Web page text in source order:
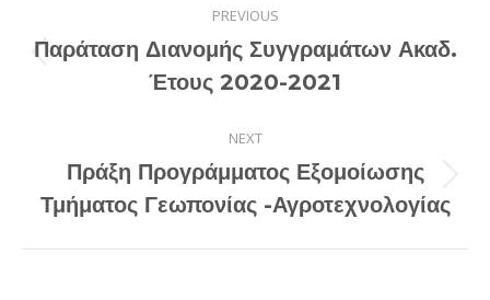
navigation
PREVIOUS
Previous
post:
Παράταση Διανομής Συγγραμάτων Ακαδ.
Έτους 2020-2021
NEXT
Next
post:
Πράξη Προγράμματος Εξομοίωσης
Τμήματος Γεωπονίας -Αγροτεχνολογίας